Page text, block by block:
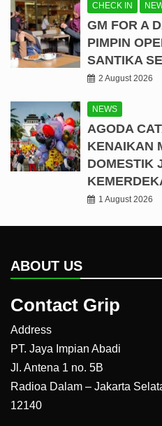
CHECK IN
GM FOR A
PIMPIN
SANTIKA
2 August 2026
NEWS
AGODA
KENAIKAN
DOMESTIK
1 August 2026
ABOUT US
Contact Grip
Address
PT. Jaya Impian Abadi
Jl. Antena 1 no. 5B
Radioa Dalam – Jakarta
12140